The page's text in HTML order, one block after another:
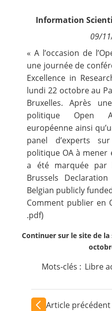
Information
09/
« A l’occasion de
une journée de
Excellence in
lundi 22 octobre au
Bruxelles. Après
politique Open
européenne ainsi
panel d’experts
politique OA à mener
a été marquée
Brussels
Belgian publicly
Comment publier en
.pdf)
Continuer sur le site de la
Mots-clés : Libre
Article précédent